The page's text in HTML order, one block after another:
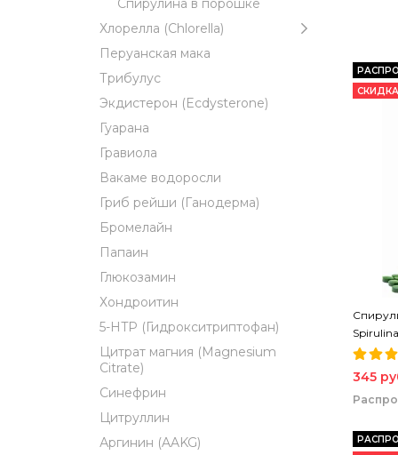
Спирулина в порошке
Хлорелла (Chlorella)
Перуанская мака
Трибулус
Экдистерон (Ecdysterone)
Гуарана
Гравиола
Вакаме водоросли
Гриб рейши (Ганодерма)
Бромелайн
Папаин
Глюкозамин
Хондроитин
5-HTP (Гидрокситриптофан)
Цитрат магния (Magnesium
Citrate)
Синефрин
Цитруллин
Аргинин (AAKG)
СКИДКА
345